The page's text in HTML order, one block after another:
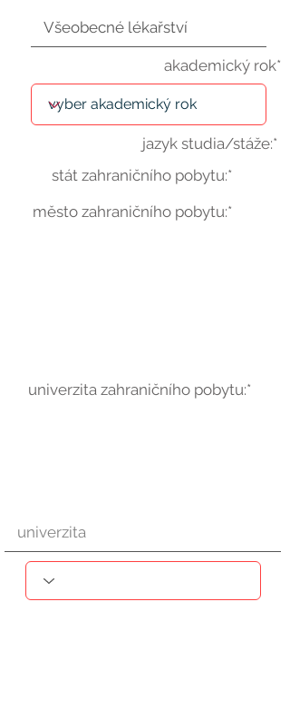
akademický rok*
jazyk studia/stáže:*
stát zahraničního pobytu:*
město zahraničního pobytu:*
univerzita zahraničního pobytu:*